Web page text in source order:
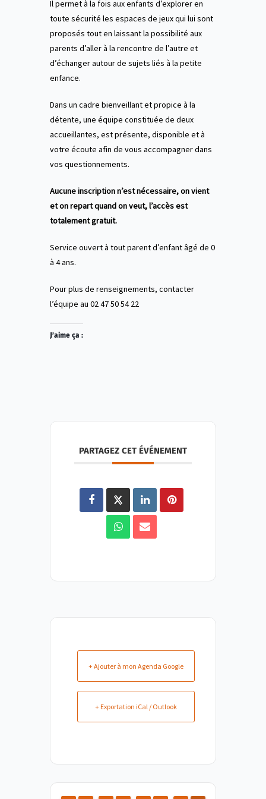
Il permet à la fois aux enfants d’explorer en
toute sécurité les espaces de jeux qui lui sont
proposés tout en laissant la possibilité aux
parents d’aller à la rencontre de l’autre et
d’échanger autour de sujets liés à la petite
enfance.
Dans un cadre bienveillant et propice à la
détente, une équipe constituée de deux
accueillantes, est présente, disponible et à
votre écoute afin de vous accompagner dans
vos questionnements.
Aucune inscription n’est nécessaire, on vient
et on repart quand on veut, l’accès est
totalement gratuit.
Service ouvert à tout parent d’enfant âgé de 0
à 4 ans.
Pour plus de renseignements, contacter
l’équipe au 02 47 50 54 22
J’aime ça :
PARTAGEZ CET ÉVÉNEMENT
+ Ajouter à mon Agenda Google
+ Exportation iCal / Outlook